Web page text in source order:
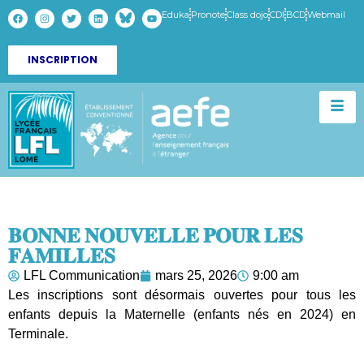
Eduka PronoteClass dojoCDI BCDWebmail
INSCRIPTION
𝐁𝐎𝐍𝐍𝐄 𝐍𝐎𝐔𝐕𝐄𝐋𝐋𝐄 𝐏𝐎𝐔𝐑 𝐋𝐄𝐒
𝐅𝐀𝐌𝐈𝐋𝐋𝐄𝐒
LFL Communication mars 25, 2026
9:00 am
Les inscriptions sont désormais ouvertes pour tous les
enfants depuis la Maternelle (enfants nés en 2024) en
Terminale.